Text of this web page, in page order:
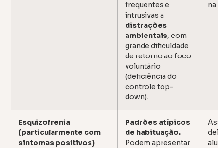
frequentes e
intrusivas a
distrações
ambientais, com
grande dificuldade
de retorno ao foco
voluntário
(deficiência do
controle top-
down).
Esquizofrenia
(particularmente com
sintomas positivos)
Padrões atípicos
de habituação.
Podem apresentar